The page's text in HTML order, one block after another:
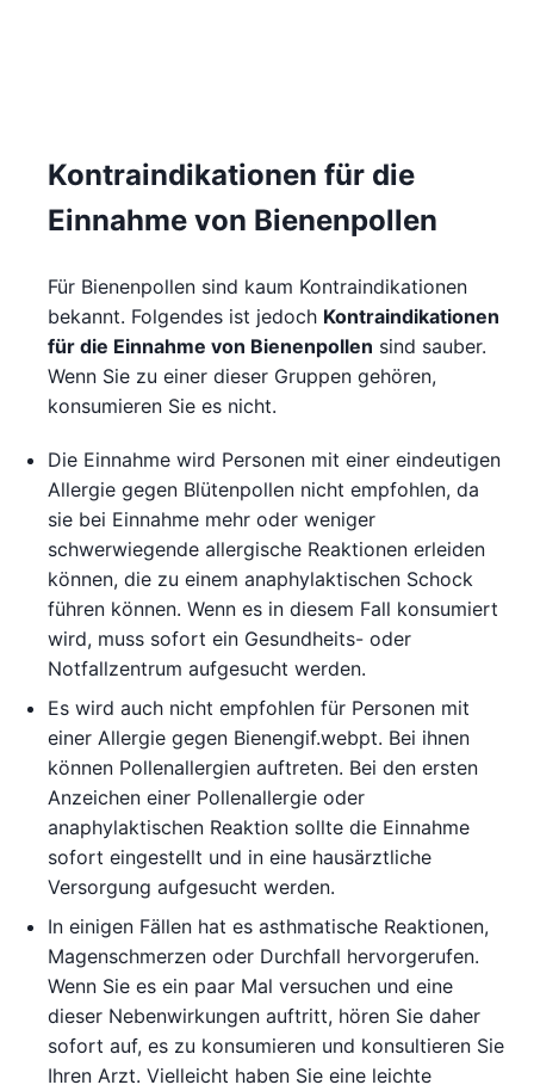
Kontraindikationen für die
Einnahme von Bienenpollen
Für Bienenpollen sind kaum Kontraindikationen
bekannt. Folgendes ist jedoch Kontraindikationen
für die Einnahme von Bienenpollen sind sauber.
Wenn Sie zu einer dieser Gruppen gehören,
konsumieren Sie es nicht.
Die Einnahme wird Personen mit einer eindeutigen
Allergie gegen Blütenpollen nicht empfohlen, da
sie bei Einnahme mehr oder weniger
schwerwiegende allergische Reaktionen erleiden
können, die zu einem anaphylaktischen Schock
führen können. Wenn es in diesem Fall konsumiert
wird, muss sofort ein Gesundheits- oder
Notfallzentrum aufgesucht werden.
Es wird auch nicht empfohlen für Personen mit
einer Allergie gegen Bienengif.webpt. Bei ihnen
können Pollenallergien auftreten. Bei den ersten
Anzeichen einer Pollenallergie oder
anaphylaktischen Reaktion sollte die Einnahme
sofort eingestellt und in eine hausärztliche
Versorgung aufgesucht werden.
In einigen Fällen hat es asthmatische Reaktionen,
Magenschmerzen oder Durchfall hervorgerufen.
Wenn Sie es ein paar Mal versuchen und eine
dieser Nebenwirkungen auftritt, hören Sie daher
sofort auf, es zu konsumieren und konsultieren Sie
Ihren Arzt. Vielleicht haben Sie eine leichte